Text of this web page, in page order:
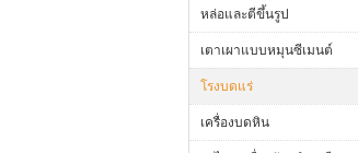
หล่อและตีขึ้นรูป
เตาเผาแบบหมุนซีเมนต์
โรงบดแร่
เครื่องบดหิน